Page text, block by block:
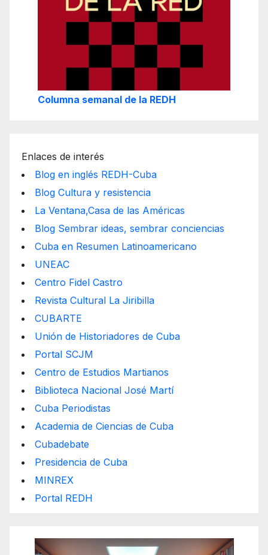
Columna semanal de la REDH
Enlaces de interés
Blog en inglés REDH-Cuba
Blog Cultura y resistencia
La Ventana,Casa de las Américas
Blog Sembrar ideas, sembrar conciencias
Cuba en Resumen Latinoamericano
UNEAC
Centro Fidel Castro
Revista Cultural La Jiribilla
CUBARTE
Unión de Historiadores de Cuba
Portal SCJM
Centro de Estudios Martianos
Biblioteca Nacional José Martí
Cuba Periodistas
Academia de Ciencias de Cuba
Cubadebate
Presidencia de Cuba
MINREX
Portal REDH